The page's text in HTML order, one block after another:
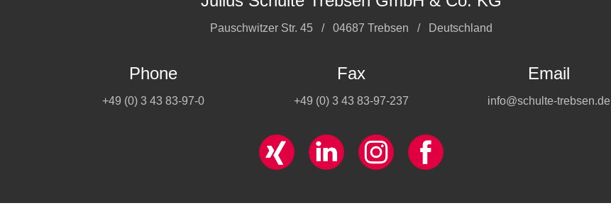
Pauschwitzer Str. 45 / 04687 Trebsen / Deutschland
Phone
+49 (0) 3 43 83-97-0
Fax
+49 (0) 3 43 83-97-237
Email
info@schulte-trebsen.de